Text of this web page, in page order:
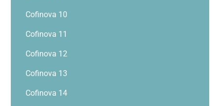
Cofinova 10
Cofinova 11
Cofinova 12
Cofinova 13
Cofinova 14